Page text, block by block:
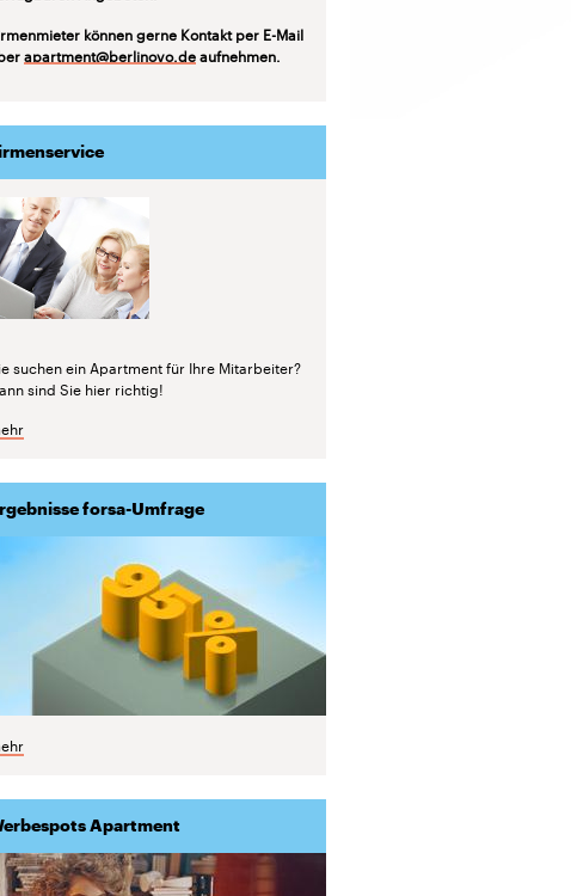
können gerne Kontakt per E-Mail
apartment@berlinovo.deaufnehmen.
suchen ein Apartment für Ihre Mitarbeiter?
sind Sie hier richtig!
forsa-Umfrage
Apartment